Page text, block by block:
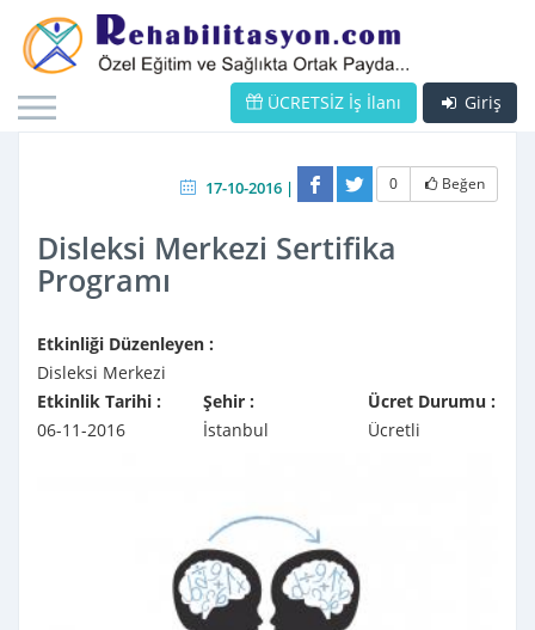
Giriş
ÜCRETSİZ İş İlanı
17-10-2016 | 0 Beğen
Disleksi Merkezi Sertifika
Programı
Etkinliği Düzenleyen :
Disleksi Merkezi
Etkinlik Tarihi :
06-11-2016
Şehir :
İstanbul
Ücret Durumu :
Ücretli